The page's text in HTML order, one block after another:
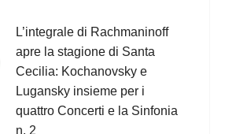
L’integrale di Rachmaninoff
apre la stagione di Santa
Cecilia: Kochanovsky e
Lugansky insieme per i
quattro Concerti e la Sinfonia
n. 2